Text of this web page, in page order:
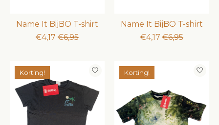
Name It BijBO T-shirt
€4,17 €6,95
Name It BijBO T-shirt
€4,17 €6,95
Korting! Korting!